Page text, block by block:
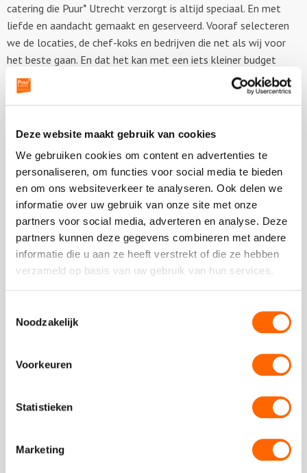
Deze website maakt gebruik van cookies
We gebruiken cookies om content en advertenties te
personaliseren, om functies voor social media te bieden
en om ons websiteverkeer te analyseren. Ook delen we
informatie over uw gebruik van onze site met onze
partners voor social media, adverteren en analyse. Deze
partners kunnen deze gegevens combineren met andere
informatie die u aan ze heeft verstrekt of die ze hebben
verzameld op basis van uw gebruik van hun services.
Noodzakelijk
Voorkeuren
Statistieken
Marketing
catering die Puur* Utrecht verzorgt is altijd speciaal. En met
liefde en aandacht gemaakt en geserveerd. Vooraf selecteren
we de locaties, de chef-koks en bedrijven die net als wij voor
het beste gaan. En dat het kan met een iets kleiner budget
bewijzen we dagelijks. We willen dat je in de watten wordt
gelegd. Een leuke actieve dag eindigen met een
floating dineris
mogelijkheden voor een groepsuitje met lunch of diner. Samen
bijzondere opties die Utrecht te bieden heeft.
Groepsuitje ideeën
Soms lukt het niet direct om voor je groepsuitje ideeën te
bedenken. Je wilt iets anders, iets verrassends, iets anders dan
anders. Leuke ideeën bedenken is wat wij dagelijks doen! Bij
Puur* kennen we allemaal leuke activiteiten in Utrecht. Wil je
een dagprogramma? Wij organiseren verschillende stadspellen,
. Aansluitend lunchen
en dineren kun je bijvoorbeeld op een boot. Houd je van
thema, elk budget en elke groepsgrootte. Het kan allemaal.
mogelijkheden op deze pagina, kies je favorieten onderdelen en
wij stellen graag samen met jou een mooi programma samen.